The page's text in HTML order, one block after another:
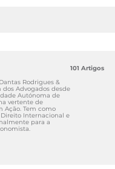
Rodrigues &
Advogados desde
Autónoma de
vertente de
Ação. Tem como
Internacional e
para a
101 Artigos